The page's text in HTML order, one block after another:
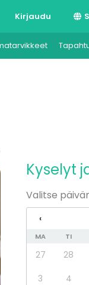
Kirjaudu
Kyselyt
Valitse
‹
MA TI
27 28
3
4